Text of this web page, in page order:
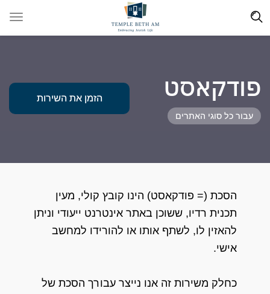
פודקאסט
עבור כל סוגי האתרים
הזמן את השירות
הסכת (= פודקאסט) הינו קובץ קולי, מעין
תכנית רדיו, ששוכן באתר אינטרנט ייעודי וניתן
להאזין לו, לשתף אותו או להורידו למחשב
אישי.
כחלק משירות זה אנו נייצר עבורך הסכת של